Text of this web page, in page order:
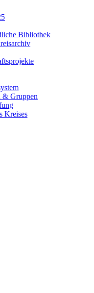
Bibliothek
& Gruppen
Kreises